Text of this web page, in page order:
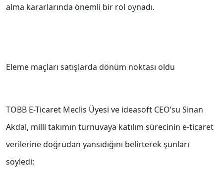
alma kararlarında önemli bir rol oynadı.
Eleme maçları satışlarda dönüm noktası oldu
TOBB E-Ticaret Meclis Üyesi ve ideasoft CEO’su Sinan
Akdal, milli takımın turnuvaya katılım sürecinin e-ticaret
verilerine doğrudan yansıdığını belirterek şunları
söyledi: